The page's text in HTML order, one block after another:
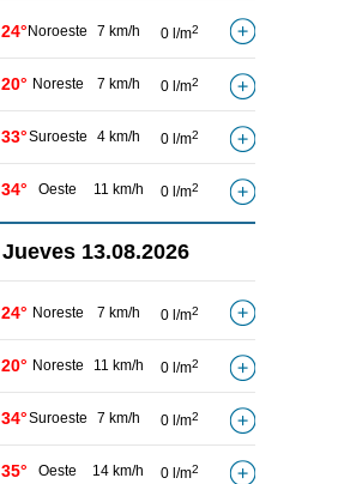
24° Noroeste 7 km/h 0 l/m2
20° Noreste 7 km/h 0 l/m2
33°Suroeste 4 km/h 0 l/m2
34° Oeste 11 km/h 0 l/m2
Jueves 13.08.2026
24° Noreste 7 km/h 0 l/m2
20° Noreste 11 km/h 0 l/m2
34°Suroeste 7 km/h 0 l/m2
35° Oeste 14 km/h 0 l/m2